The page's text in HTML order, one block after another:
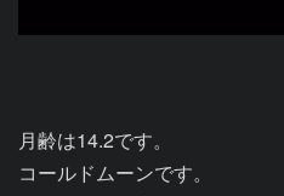
月齢は14.2です。
コールドムーンです。